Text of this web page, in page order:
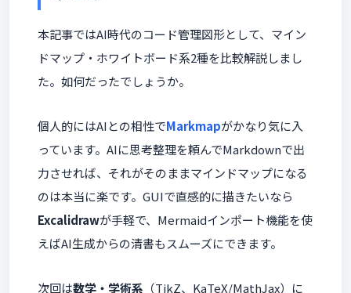
本記事ではAI時代のコード管理図形として、マイン
ドマップ・ホワイトボード系2種を比較解説しまし
た。如何だったでしょうか。
個人的にはAIとの相性でMarkmapがかなり気に入
っています。AIに思考整理を頼んでMarkdownで出
力させれば、それがそのままマインドマップになる
のは本当に楽です。GUIで直感的に描きたいなら
Excalidrawが手軽で、Mermaidインポート機能を使
えばAI生成からの清書もスムーズにできます。
次回は数学・学術系 （TikZ、KaTeX/MathJax）に